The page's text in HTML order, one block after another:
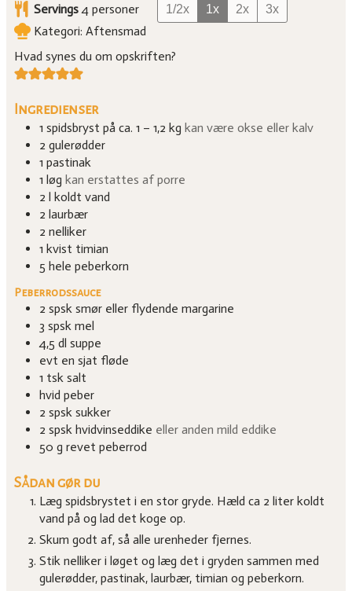
Servings 4 personer 1/2x 1x 2x 3x
Kategori: Aftensmad
Hvad synes du om opskriften?
Ingredienser
1 spidsbryst på ca. 1 – 1,2 kg kan være okse eller kalv
2 gulerødder
1 pastinak
1 løg kan erstattes af porre
2 l koldt vand
2 laurbær
2 nelliker
1 kvist timian
5 hele peberkorn
Peberrodssauce
2 spsk smør eller flydende margarine
3 spsk mel
4,5 dl suppe
evt en sjat fløde
1 tsk salt
hvid peber
2 spsk sukker
2 spsk hvidvinseddike eller anden mild eddike
50 g revet peberrod
Sådan gør du
Læg spidsbrystet i en stor gryde. Hæld ca 2 liter koldt
vand på og lad det koge op.
Skum godt af, så alle urenheder fjernes.
Stik nelliker i løget og læg det i gryden sammen med
gulerødder, pastinak, laurbær, timian og peberkorn.